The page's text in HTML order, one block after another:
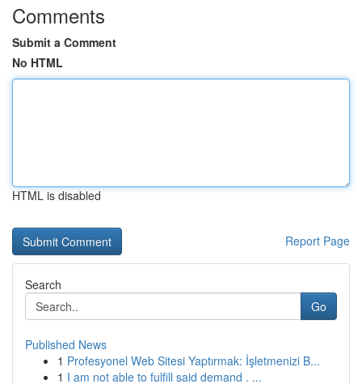
Comments
Submit a Comment
No HTML
HTML is disabled
Report Page
Search
Go
Published News
1 Profesyonel Web Sitesi Yaptırmak: İşletmenizi B...
1 I am not able to fulfill said demand . ...